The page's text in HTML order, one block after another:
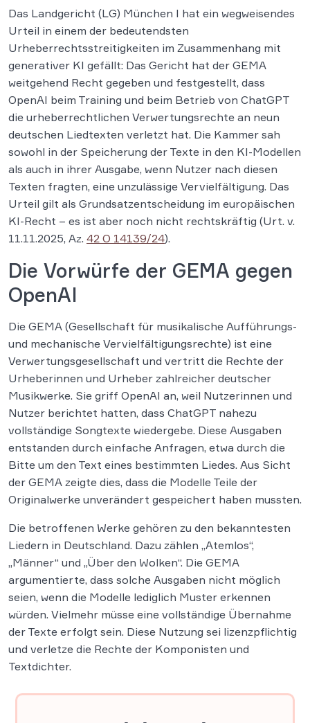
Das Landgericht (LG) München I hat ein wegweisendes
Urteil in einem der bedeutendsten
Urheberrechtsstreitigkeiten im Zusammenhang mit
generativer KI gefällt: Das Gericht hat der GEMA
weitgehend Recht gegeben und festgestellt, dass
OpenAI beim Training und beim Betrieb von ChatGPT
die urheberrechtlichen Verwertungsrechte an neun
deutschen Liedtexten verletzt hat. Die Kammer sah
sowohl in der Speicherung der Texte in den KI-Modellen
als auch in ihrer Ausgabe, wenn Nutzer nach diesen
Texten fragten, eine unzulässige Vervielfältigung. Das
Urteil gilt als Grundsatzentscheidung im europäischen
KI-Recht – es ist aber noch nicht rechtskräftig (Urt. v.
11.11.2025, Az. 42 O 14139/24).
Die Vorwürfe der GEMA gegen
OpenAI
Die GEMA (Gesellschaft für musikalische Aufführungs-
und mechanische Vervielfältigungsrechte) ist eine
Verwertungsgesellschaft und vertritt die Rechte der
Urheberinnen und Urheber zahlreicher deutscher
Musikwerke. Sie griff OpenAI an, weil Nutzerinnen und
Nutzer berichtet hatten, dass ChatGPT nahezu
vollständige Songtexte wiedergebe. Diese Ausgaben
entstanden durch einfache Anfragen, etwa durch die
Bitte um den Text eines bestimmten Liedes. Aus Sicht
der GEMA zeigte dies, dass die Modelle Teile der
Originalwerke unverändert gespeichert haben mussten.
Die betroffenen Werke gehören zu den bekanntesten
Liedern in Deutschland. Dazu zählen „Atemlos“,
„Männer“ und „Über den Wolken“. Die GEMA
argumentierte, dass solche Ausgaben nicht möglich
seien, wenn die Modelle lediglich Muster erkennen
würden. Vielmehr müsse eine vollständige Übernahme
der Texte erfolgt sein. Diese Nutzung sei lizenzpflichtig
und verletze die Rechte der Komponisten und
Textdichter.